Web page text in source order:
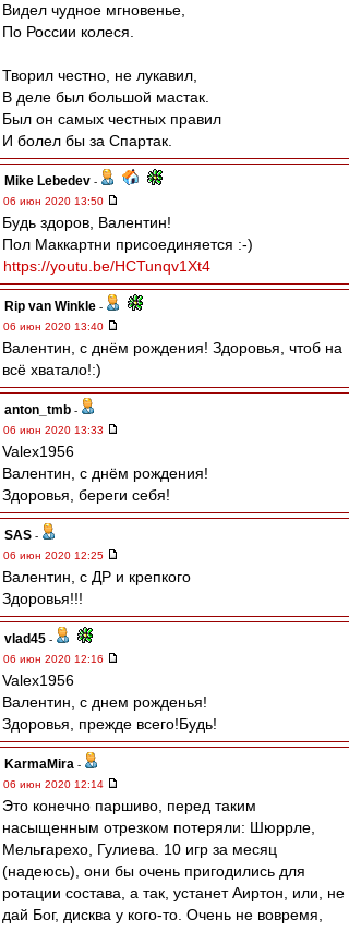
Видел чудное мгновенье,
По России колеся.
Творил честно, не лукавил,
В деле был большой мастак.
Был он самых честных правил
И болел бы за Спартак.
Mike Lebedev -
06 июн 2020 13:50
Будь здоров, Валентин!
Пол Маккартни присоединяется :-)
https://youtu.be/HCTunqv1Xt4
Rip van Winkle -
06 июн 2020 13:40
Валентин, с днём рождения! Здоровья, чтоб на
всё хватало!:)
anton_tmb -
06 июн 2020 13:33
Valex1956
Валентин, с днём рождения!
Здоровья, береги себя!
SAS -
06 июн 2020 12:25
Валентин, с ДР и крепкого
Здоровья!!!
vlad45 -
06 июн 2020 12:16
Valex1956
Валентин, с днем рожденья!
Здоровья, прежде всего!Будь!
KarmaMira -
06 июн 2020 12:14
Это конечно паршиво, перед таким
насыщенным отрезком потеряли: Шюррле,
Мельгарехо, Гулиева. 10 игр за месяц
(надеюсь), они бы очень пригодились для
ротации состава, а так, устанет Аиртон, или, не
дай Бог, дисква у кого-то. Очень не вовремя,